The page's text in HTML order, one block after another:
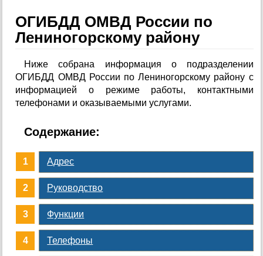
ОГИБДД ОМВД России по
Лениногорскому району
Ниже собрана информация о подразделении
ОГИБДД ОМВД России по Лениногорскому району с
информацией о режиме работы, контактными
телефонами и оказываемыми услугами.
Содержание:
Адрес
Руководство
Функции
Телефоны